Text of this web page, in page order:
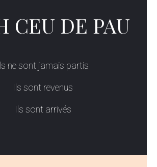
CEU DE PAU
ne sont jamais partis
Ils sont revenus
Ils sont arrivés